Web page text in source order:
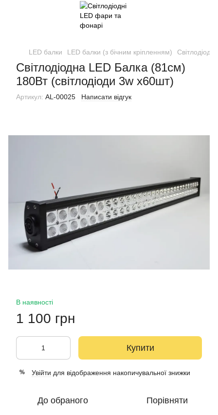
LED балки LED балки (з бічним кріпленням)
Світлодіодна LED Балка (81см)
180Вт (світлодіоди 3w х60шт)
Артикул: AL-00025 Написати відгук
В наявності
1 100 грн
Купити
% Увійти для відображення накопичувальної знижки
До обраного Порівняти